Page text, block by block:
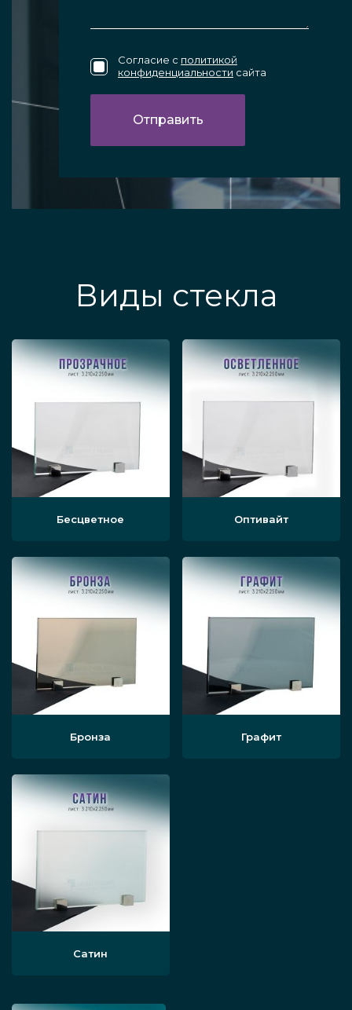
привлекательность, возможность
сочетаемости с любым видом
помещения, с любым визуальным
Вы можете купить предназначенные для
офиса долговечные алюминиевые или
Офисные конструкции подобного типа
сочетают в себе металлический каркас,
выполненный из прочного, но лёгкого
алюминия, в котором зафиксированы панели
из закалённого однослойного или
многослойного стекла. Такая
комбинированная перегородка сочетает в
повышенной надёжностью — алюминий
позволяет дополнительно упрочнить
стеклянное изделие, сделать его ещё
больше устойчивым к различным видам
внешних воздействий — механическим,
вибрационным и иным.
Виды
Применяемые в таких офисных конструкциях
разновидности стекла, даже при типовых
Традиционно для перегородок используется
прозрачная разновидность материала, но
может также выбрана матовая, осветлённая,
покрашенная при помощи нанесённой на
наружный слой плёнки или краски,
перегородки бывают узоры, нанесённые
Согласие с политикой
конфиденциальности сайта
Виды стекла
Бесцветное Оптивайт
Бронза Графит
Сатин